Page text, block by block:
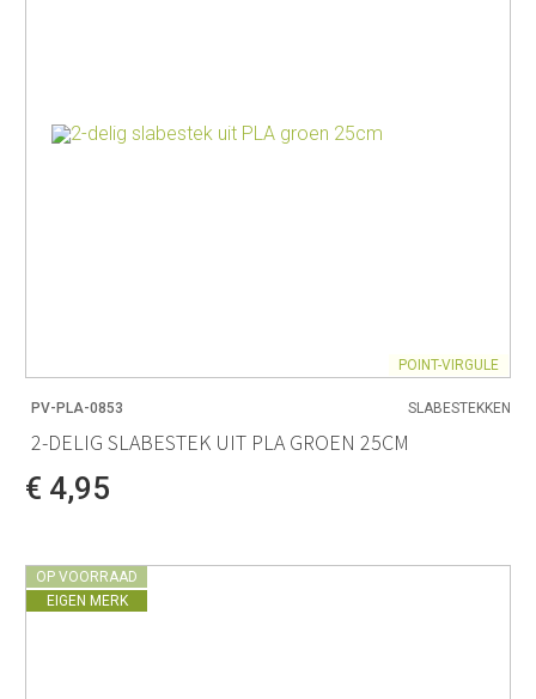
POINT-VIRGULE
PV-PLA-0853 SLABESTEKKEN
2-DELIG SLABESTEK UIT PLA GROEN 25CM
€ 4,95
OP VOORRAAD
EIGEN MERK